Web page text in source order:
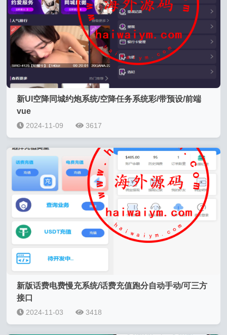
新UI空降同城约炮系统/空降任务系统彩/带预设/前端
vue
2024-11-09 3617
新版话费电费慢充系统/话费充值跑分自动手动/可三方
接口
2024-11-03 3418